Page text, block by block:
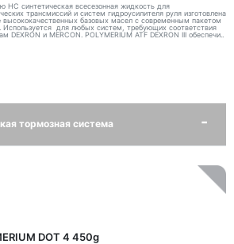
НС синтетическая всесезонная жидкость для
трансмиссий и систем гидроусилителя руля изготовлена
высококачественных базовых масел с современным пакетом
Используется для любых систем, требующих соответствия
DEXRON и MERCON. POLYMERIUM ATF DEXRON III обеспечи..
тормозная система
DOT 4 450g